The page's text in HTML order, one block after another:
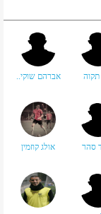
תקוה אברהם שוקי..
סהר אולג קוזמין